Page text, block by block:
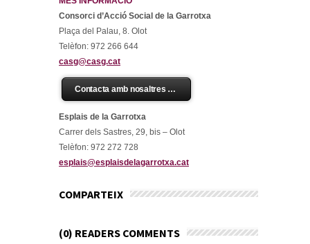
Consorci d’Acció Social de la Garrotxa
Plaça del Palau, 8. Olot
Telèfon: 972 266 644
casg@casg.cat
Contacta amb nosaltres …
Esplais de la Garrotxa
Carrer dels Sastres, 29, bis – Olot
Telèfon: 972 272 728
esplais@esplaisdelagarrotxa.cat
COMPARTEIX
(0) READERS COMMENTS